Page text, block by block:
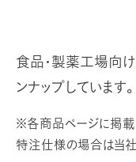
食品・製薬工場向
ンナップしています。
※各商品ページに掲載
特注仕様の場合は当社